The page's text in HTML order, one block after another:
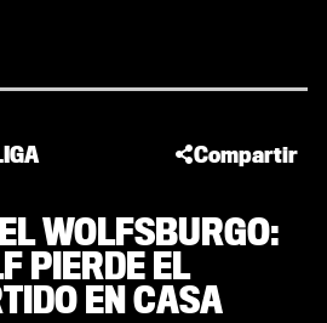
Compartir
WOLFSBURGO:
PIERDE EL
EN CASA